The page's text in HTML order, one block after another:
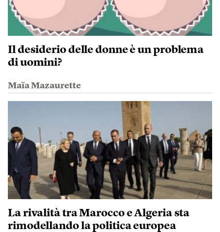
Il desiderio delle donne è un problema
di uomini?
Maïa Mazaurette
La rivalità tra Marocco e Algeria sta
rimodellando la politica europea